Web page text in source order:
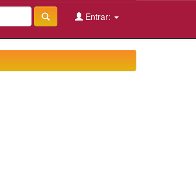
Entrar: